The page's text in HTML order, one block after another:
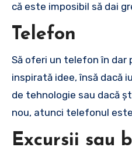
că este imposibil să dai
Telefon
Să oferi un telefon în dar
inspirată idee, însă dacă
de tehnologie sau dacă
nou, atunci telefonul
Excursii sau